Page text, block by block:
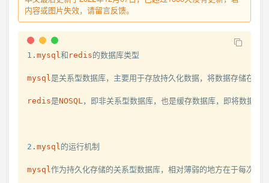
内容或图片失效，请留言反馈。
1 . mysql和 redis的数据库类型
mysql是关系型数据库，主要用于存放持久化数据，将数据存储在硬
redis是NOSQL，即非关系型数据库，也是缓存数据库，即将数据存
2 . mysql的运行机制
mysql作为持久化存储的关系型数据库，相对薄弱的地方在于每次请